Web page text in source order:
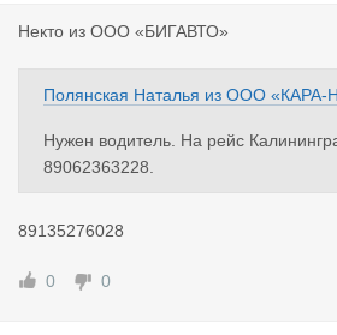
Некто из ООО «БИГАВТО»
Полянская Наталья из ООО «КАРА-
Нужен водитель. На рейс
89062363228.
89135276028
0 0